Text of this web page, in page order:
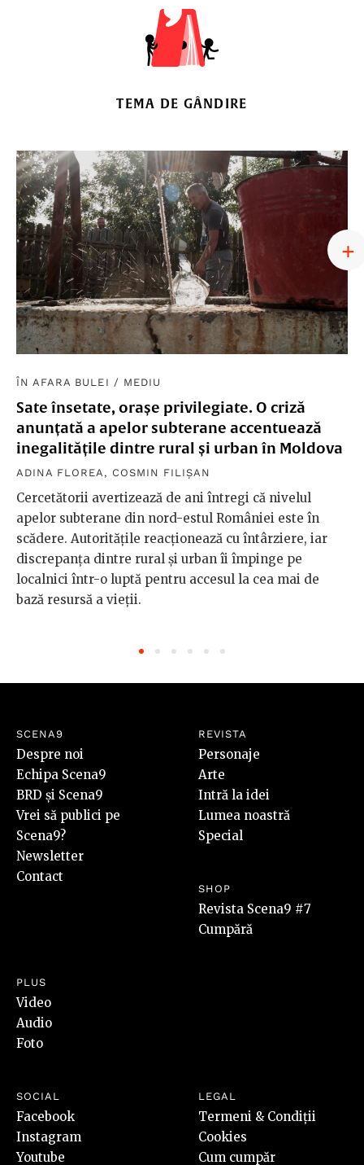
TEMA DE GÂNDIRE
ÎN AFARA BULEI / MEDIU
Sate însetate, orașe privilegiate. O criză
anunțată a apelor subterane accentuează
inegalitățile dintre rural și urban în Moldova
ADINA FLOREA , COSMIN FILIȘAN
Cercetătorii avertizează de ani întregi că nivelul
apelor subterane din nord-estul României este în
scădere. Autoritățile reacționează cu întârziere, iar
discrepanța dintre rural și urban îi împinge pe
localnici într-o luptă pentru accesul la cea mai de
bază resursă a vieții.
SCENA9
Despre noi
Echipa Scena9
BRD și Scena9
Vrei să publici pe
Scena9?
Newsletter
Contact
REVISTA
Personaje
Arte
Intră la idei
Lumea noastră
Special
SHOP
Revista Scena9 #7
Cumpără
PLUS
Video
Audio
Foto
SOCIAL
Facebook
Instagram
Youtube
LEGAL
Termeni & Condiții
Cookies
Cum cumpăr